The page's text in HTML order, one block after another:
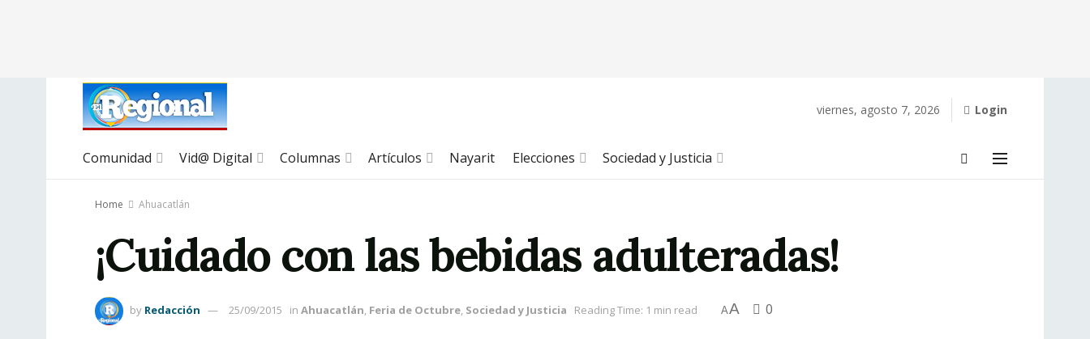
viernes, agosto 7, 2026 Login
Comunidad Vid@ Digital Columnas Artículos Nayarit Elecciones Sociedad y Justicia
Home Ahuacatlán
¡Cuidado con las bebidas adulteradas!
by Redacción 25/09/2015 in Ahuacatlán, Feria de Octubre, Sociedad y Justicia Reading Time: 1 min read AA 0